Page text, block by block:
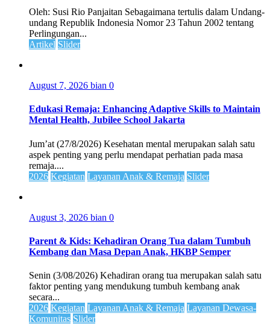
Oleh: Susi Rio Panjaitan Sebagaimana tertulis dalam Undang-
undang Republik Indonesia Nomor 23 Tahun 2002 tentang
Perlingungan...
Artikel Slider
August 7, 2026 bian 0
Edukasi Remaja: Enhancing Adaptive Skills to Maintain
Mental Health, Jubilee School Jakarta
Jum’at (27/8/2026) Kesehatan mental merupakan salah satu
aspek penting yang perlu mendapat perhatian pada masa
remaja....
2026 Kegiatan Layanan Anak & Remaja Slider
August 3, 2026 bian 0
Parent & Kids: Kehadiran Orang Tua dalam Tumbuh
Kembang dan Masa Depan Anak, HKBP Semper
Senin (3/08/2026) Kehadiran orang tua merupakan salah satu
faktor penting yang mendukung tumbuh kembang anak
secara...
2026 Kegiatan Layanan Anak & Remaja Layanan Dewasa-
Komunitas Slider